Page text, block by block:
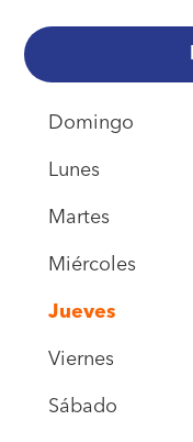
Domingo
Lunes
Martes
Miércoles
Jueves
Viernes
Sábado